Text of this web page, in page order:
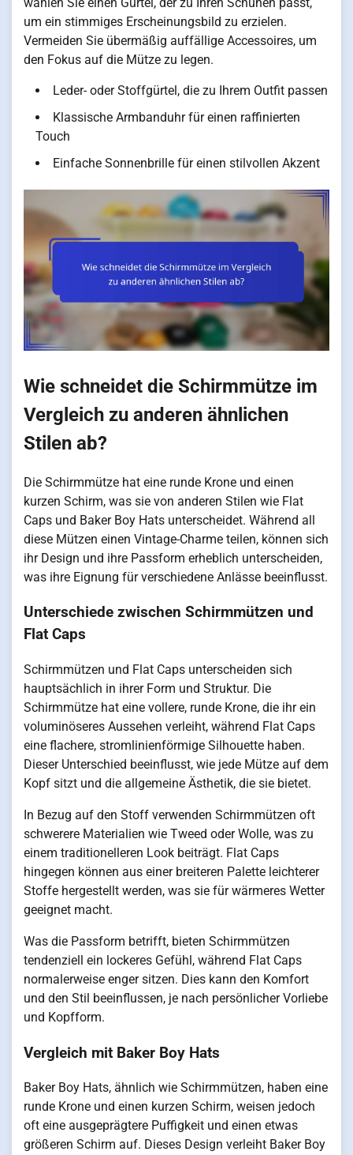
um ein stimmiges Erscheinungsbild zu erzielen.
Vermeiden Sie übermäßig auffällige Accessoires, um
den Fokus auf die Mütze zu legen.
Leder- oder Stoffgürtel, die zu Ihrem Outfit passen
Klassische Armbanduhr für einen raffinierten
Touch
Einfache Sonnenbrille für einen stilvollen Akzent
Wie schneidet die Schirmmütze im
Vergleich zu anderen ähnlichen
Stilen ab?
Die Schirmmütze hat eine runde Krone und einen
kurzen Schirm, was sie von anderen Stilen wie Flat
Caps und Baker Boy Hats unterscheidet. Während all
diese Mützen einen Vintage-Charme teilen, können sich
ihr Design und ihre Passform erheblich unterscheiden,
was ihre Eignung für verschiedene Anlässe beeinflusst.
Unterschiede zwischen Schirmmützen und
Flat Caps
Schirmmützen und Flat Caps unterscheiden sich
hauptsächlich in ihrer Form und Struktur. Die
Schirmmütze hat eine vollere, runde Krone, die ihr ein
voluminöseres Aussehen verleiht, während Flat Caps
eine flachere, stromlinienförmige Silhouette haben.
Dieser Unterschied beeinflusst, wie jede Mütze auf dem
Kopf sitzt und die allgemeine Ästhetik, die sie bietet.
In Bezug auf den Stoff verwenden Schirmmützen oft
schwerere Materialien wie Tweed oder Wolle, was zu
einem traditionelleren Look beiträgt. Flat Caps
hingegen können aus einer breiteren Palette leichterer
Stoffe hergestellt werden, was sie für wärmeres Wetter
geeignet macht.
Was die Passform betrifft, bieten Schirmmützen
tendenziell ein lockeres Gefühl, während Flat Caps
normalerweise enger sitzen. Dies kann den Komfort
und den Stil beeinflussen, je nach persönlicher Vorliebe
und Kopfform.
Vergleich mit Baker Boy Hats
Baker Boy Hats, ähnlich wie Schirmmützen, haben eine
runde Krone und einen kurzen Schirm, weisen jedoch
oft eine ausgeprägtere Puffigkeit und einen etwas
größeren Schirm auf. Dieses Design verleiht Baker Boy